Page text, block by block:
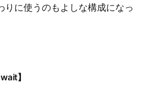
りに使うのもよしな構成になっ
】